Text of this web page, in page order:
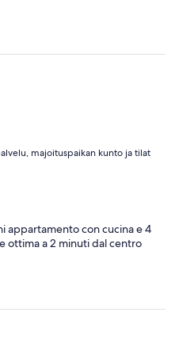
majoituspaikan kunto ja tilat
appartamento con cucina e 4
ottima a 2 minuti dal centro